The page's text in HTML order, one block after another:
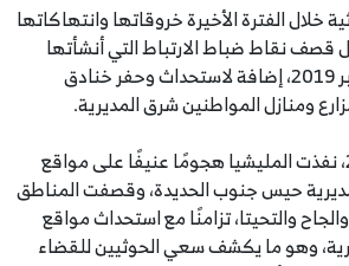
خلال الفترة الأخيرة خروقاتها وانتهاكاتها
قصف نقاط ضباط الارتباط التي أنشأتها
الأمم المتحدة في أكتوبر 2019، إضافة لاستحداث وحفر خنادق
ومنازل المواطنين شرق المديرية.
والخميس 9 يناير 2020، نفذت المليشيا هجومًا عنيفًا على مواقع
حيس جنوب الحديدة، وقصفت المناطق
والتحيتا، تزامنًا مع استحداث مواقع
وهو ما يكشف سعي الحوثيين للقضاء